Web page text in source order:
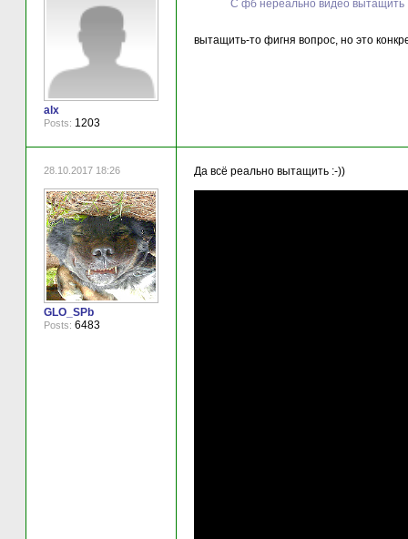
alx
Posts: 1203
С фб нереально видео вытащить
вытащить-то фигня вопрос, но это
28.10.2017 18:26
GLO_SPb
Posts: 6483
Да всё реально вытащить :-))